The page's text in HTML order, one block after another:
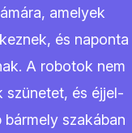
amelyek
és naponta
A robotok nem
szünetet, és éjjel-
szakában